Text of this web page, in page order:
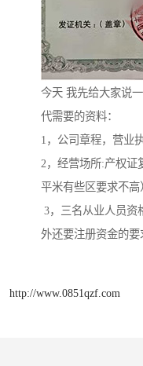
今天 我先给大家说
代需要的资料：
1，公司章程，营业
2，经营场所:产权证
平米有些区要求不高
3，三名从业人员资
外还要注册资金的要
http://www.0851qzf.com